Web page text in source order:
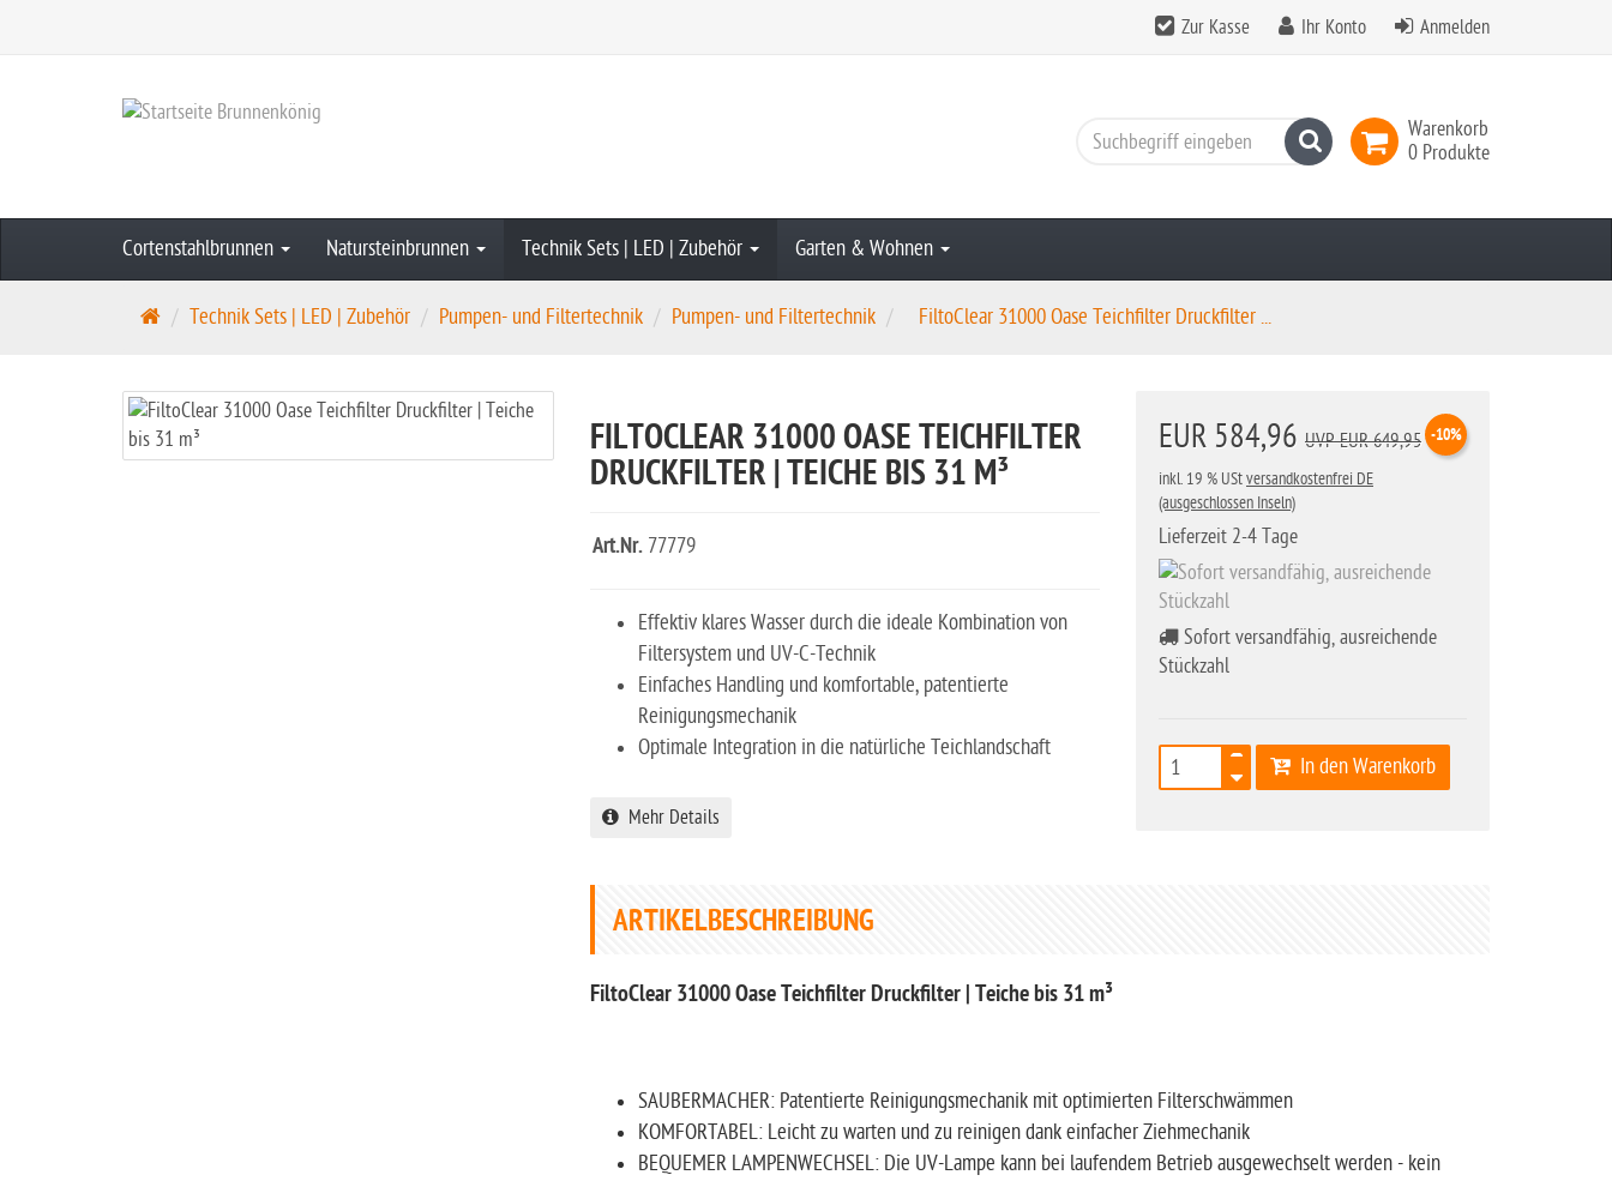
Zur Kasse Ihr Konto Anmelden
Warenkorb
0 Produkte
Suchen
Cortenstahlbrunnen Natursteinbrunnen Technik Sets | LED | Zubehör Garten & Wohnen
S
r
t
Technik Sets | LED | Zubehör Pumpen- und Filtertechnik Pumpen- und Filtertechnik FiltoClear 31000 Oase Teichfilter Druckfilter ...
EUR 584,96 -10%
UVP EUR 649,95
inkl. 19 % UStversandkostenfrei DE
(ausgeschlossen Inseln)
Lieferzeit 2-4 Tage
Sofort versandfähig, ausreichende
Stückzahl
In den Warenkorb
FILTOCLEAR 31000 OASE TEICHFILTER
DRUCKFILTER | TEICHE BIS 31 M³
Art.Nr. 77779
Effektiv klares Wasser durch die ideale Kombination von
Filtersystem und UV-C-Technik
Einfaches Handling und komfortable, patentierte
Reinigungsmechanik
Optimale Integration in die natürliche Teichlandschaft
Mehr Details
ARTIKELBESCHREIBUNG
FiltoClear 31000 Oase Teichfilter Druckfilter | Teiche bis 31 m³
SAUBERMACHER: Patentierte Reinigungsmechanik mit optimierten Filterschwämmen
KOMFORTABEL: Leicht zu warten und zu reinigen dank einfacher Ziehmechanik
BEQUEMER LAMPENWECHSEL: Die UV-Lampe kann bei laufendem Betrieb ausgewechselt werden - kein